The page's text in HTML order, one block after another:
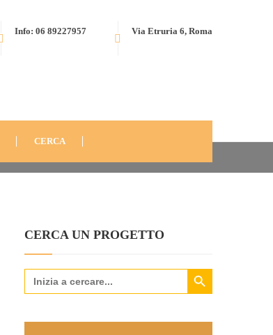
Via Etruria 6, Roma
Info: 06 89227957
CERCA
CERCA UN PROGETTO
Search
for:
Search Button